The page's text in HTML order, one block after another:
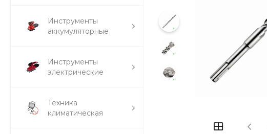
Инструменты
аккумуляторные
Инструменты
электрические
Техника
климатическая